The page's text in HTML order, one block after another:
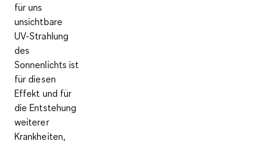
für uns
unsichtbare
UV-Strahlung
des
Sonnenlichts ist
für diesen
Effekt und für
die Entstehung
weiterer
Krankheiten,